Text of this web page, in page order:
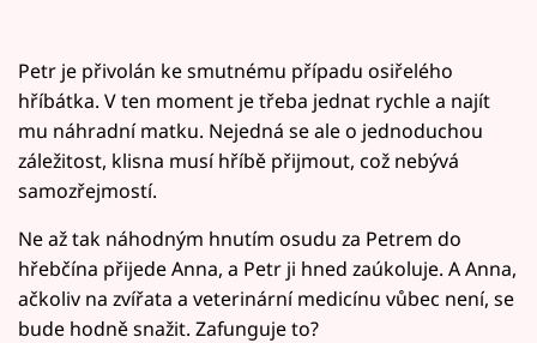
Petr je přivolán ke smutnému případu osiřelého
hříbátka. V ten moment je třeba jednat rychle a najít
mu náhradní matku. Nejedná se ale o jednoduchou
záležitost, klisna musí hříbě přijmout, což nebývá
samozřejmostí.
Ne až tak náhodným hnutím osudu za Petrem do
hřebčína přijede Anna, a Petr ji hned zaúkoluje. A Anna,
ačkoliv na zvířata a veterinární medicínu vůbec není, se
bude hodně snažit. Zafunguje to?